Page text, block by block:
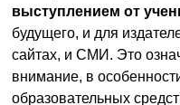
выступлением от
будущего, и для
сайтах, и СМИ. Это
внимание, в
образовательных